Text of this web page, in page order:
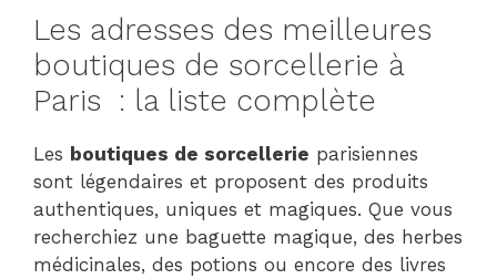
Les adresses des meilleures
boutiques de sorcellerie à
Paris : la liste complète
Les boutiques de sorcellerie parisiennes
sont légendaires et proposent des produits
authentiques, uniques et magiques. Que vous
recherchiez une baguette magique, des herbes
médicinales, des potions ou encore des livres